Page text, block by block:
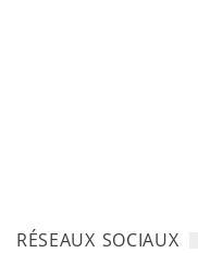
RÉSEAUX SOCIAUX